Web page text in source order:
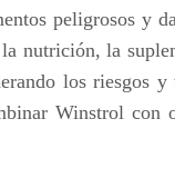
peligrosos y
nutrición, la
los riesgos
Winstrol con